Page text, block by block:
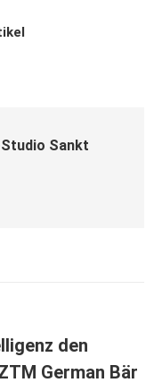
Sankt
den
German Bär